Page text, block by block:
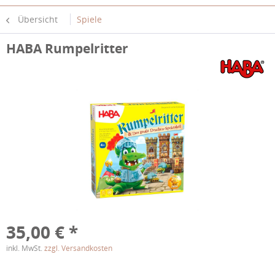
Übersicht Spiele
HABA Rumpelritter
35,00 € *
inkl. MwSt. zzgl. Versandkosten